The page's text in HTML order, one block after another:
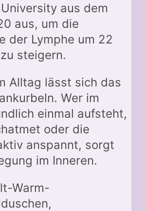
aus dem
aus, um die
der Lymphe um 22
steigern.
Alltag lässt sich das
Wer im
einmal aufsteht,
oder die
anspannt, sorgt
im Inneren.
Warm-